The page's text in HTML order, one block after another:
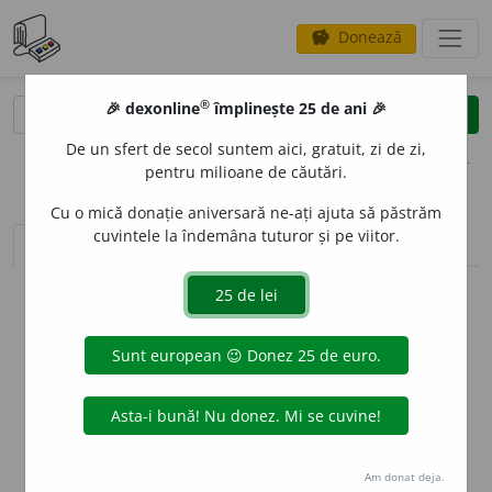
savings Donează
clear
opțiuni
sinteza definițiilor (1) definiții (17) declinări
info
Aceste definiții sunt compilate de
echipa dexonline. Definițiile
originale se află pe filadefiniții.
preferințe
🎉 dexonline® împlinește 25 de ani 🎉
De un sfert de secol suntem aici, gratuit, zi de zi,
pentru milioane de căutări.
Cu o mică donație aniversară ne-ați ajuta să păstrăm
cuvintele la îndemâna tuturor și pe viitor.
Am donat deja.